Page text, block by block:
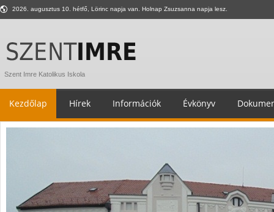
2026. augusztus 10. hétfő, Lörinc napja van. Holnap Zsuzsanna napja lesz.
Szent Imre Katolikus Iskola
Kezdőlap Hírek Információk Évkönyv